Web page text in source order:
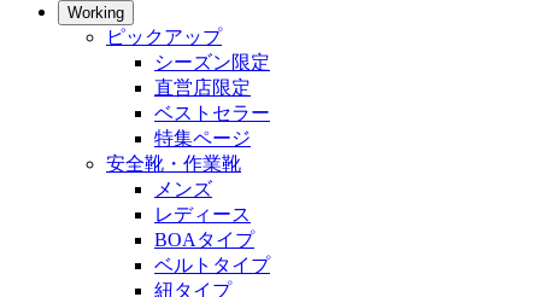
Working
ピックアップ
シーズン限定
直営店限定
ベストセラー
特集ページ
安全靴・作業靴
メンズ
レディース
BOAタイプ
ベルトタイプ
紐タイプ